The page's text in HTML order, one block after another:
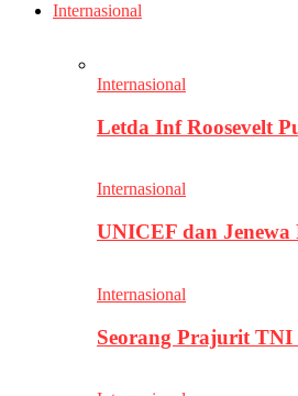
Internasional
Internasional
Letda Inf Roosevelt
Internasional
UNICEF dan
Internasional
Seorang Prajurit